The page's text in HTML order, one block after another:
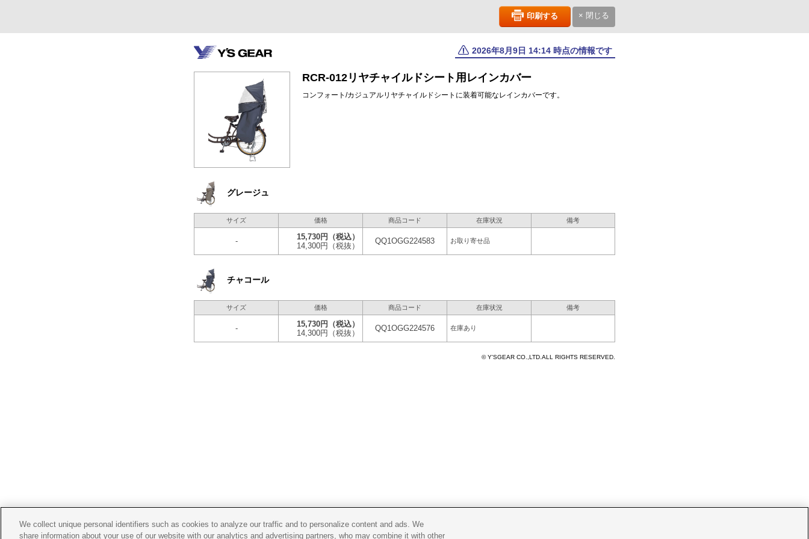
印刷する × 閉じる
2026年8月9日 14:14 時点の情報です
RCR-012リヤチャイルドシート用レインカバー
コンフォート/カジュアルリヤチャイルドシートに装着可能なレインカバーです。
グレージュ
サイズ 価格 商品コード 在庫状況 備考
- 15,730円
（税込）
14,300円
（税抜）
QQ1OGG224583 お取り寄せ品
チャコール
サイズ 価格 商品コード 在庫状況 備考
- 15,730円
（税込）
14,300円
（税抜）
QQ1OGG224576 在庫あり
© Y'SGEAR CO.,LTD.ALL RIGHTS RESERVED.
We collect unique personal identifiers such as cookies to analyze our traffic and to personalize content and ads. We
share information about your use of our website with our analytics and advertising partners, who may combine it with other